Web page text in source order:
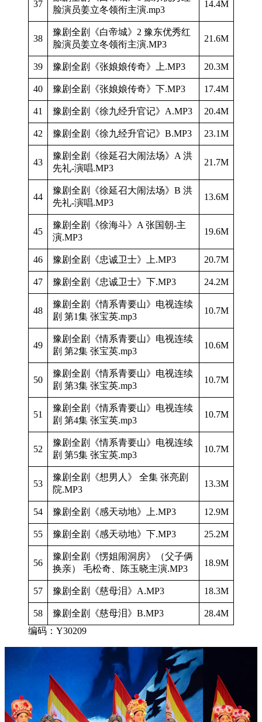
37
脸演员姜立冬领衔主演.mp3
14.4M
38
豫剧全剧《白帝城》2 豫东优秀红
脸演员姜立冬领衔主演.MP3
21.6M
39 豫剧全剧《张娘娘传奇》上.MP3 20.3M
40 豫剧全剧《张娘娘传奇》下.MP3 17.4M
41 豫剧全剧《徐九经升官记》A.MP3 20.4M
42 豫剧全剧《徐九经升官记》B.MP3 23.1M
43
豫剧全剧《徐延召大闹法场》A 洪
先礼-演唱.MP3
21.7M
44
豫剧全剧《徐延召大闹法场》B 洪
先礼-演唱.MP3
13.6M
45
豫剧全剧《徐海斗》A 张国朝-主
演.MP3
19.6M
46 豫剧全剧《忠诚卫士》上.MP3 20.7M
47 豫剧全剧《忠诚卫士》下.MP3 24.2M
48
豫剧全剧《情系青要山》电视连续
剧 第1集 张宝英.mp3
10.7M
49
豫剧全剧《情系青要山》电视连续
剧 第2集 张宝英.mp3
10.6M
50
豫剧全剧《情系青要山》电视连续
剧 第3集 张宝英.mp3
10.7M
51
豫剧全剧《情系青要山》电视连续
剧 第4集 张宝英.mp3
10.7M
52
豫剧全剧《情系青要山》电视连续
剧 第5集 张宝英.mp3
10.7M
53
豫剧全剧《想男人》 全集 张亮剧
院.MP3
13.3M
54 豫剧全剧《感天动地》上.MP3 12.9M
55 豫剧全剧《感天动地》下.MP3 25.2M
56
豫剧全剧《愣姐闹洞房》（父子俩
换亲） 毛松奇、陈玉晓主演.MP3
18.9M
57 豫剧全剧《慈母泪》A.MP3 18.3M
58 豫剧全剧《慈母泪》B.MP3
28.4M
编码：Y30209